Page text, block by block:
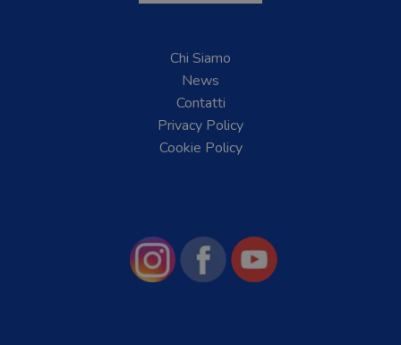
Chi Siamo
News
Contatti
Privacy Policy
Cookie Policy